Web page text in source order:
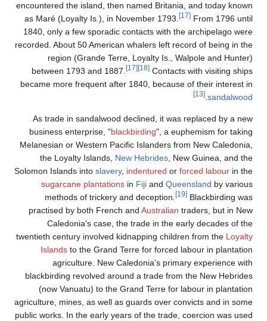
encountered the island, then named Britania, and today known
as Maré (Loyalty Is.), in November 1793.
[17]From 1796 until
1840, only a few sporadic contacts with the archipelago were
recorded. About 50 American whalers left record of being in the
region (Grande Terre, Loyalty Is., Walpole and Hunter)
between 1793 and 1887.
[17] [18]Contacts with visiting ships
became more frequent after 1840, because of their interest in
sandalwood
.
As trade in sandalwood declined, it was replaced by a new
business enterprise, "blackbirding", a euphemism for taking
Melanesian or Western Pacific Islanders from New Caledonia,
the Loyalty Islands,New Hebrides , New Guinea, and the
Solomon Islands intoslavery ,indenturedorforced labourin the
sugarcane plantationsinFijiandQueenslandby various
methods of trickery and deception.
[19]Blackbirding was
practised by both French andAustraliantraders, but in New
Caledonia's case, the trade in the early decades of the
twentieth century involved kidnapping children from theLoyalty
Islandsto the Grand Terre for forced labour in plantation
agriculture. New Caledonia's primary experience with
blackbirding revolved around a trade from the New Hebrides
(now Vanuatu) to the Grand Terre for labour in plantation
agriculture, mines, as well as guards over convicts and in some
public works. In the early years of the trade, coercion was used